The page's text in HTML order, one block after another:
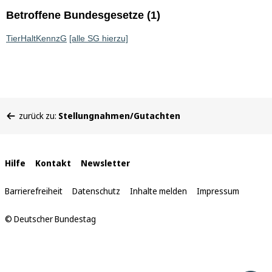
Betroffene Bundesgesetze (1)
TierHaltKennzG [alle SG hierzu]
befinden
zurück zu: Stellungnahmen/Gutachten
Interne
Links
Hilfe Kontakt Newsletter
Barrierefreiheit Datenschutz Inhalte melden Impressum
© Deutscher Bundestag